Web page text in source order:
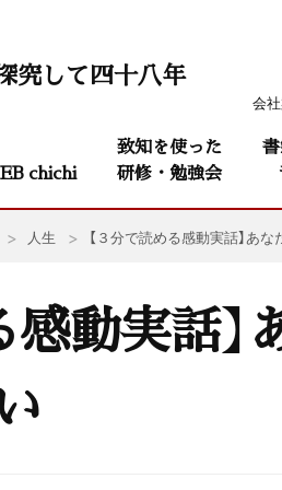
会
究して四十八年
chichi
致知を使った
研修・勉強会
人生 【３分で読める感動実話】あ
感動実話